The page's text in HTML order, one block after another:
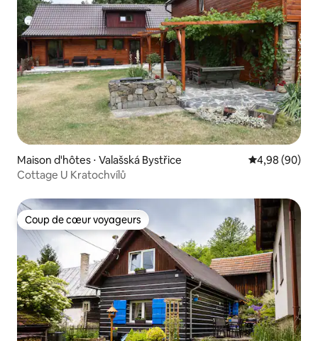
Maison d'hôtes ⋅ Valašská Bystřice Évaluation
4,98 (90)
Cottage U Kratochvílů
Coup de cœur voyageurs
Coup de cœur voyageurs